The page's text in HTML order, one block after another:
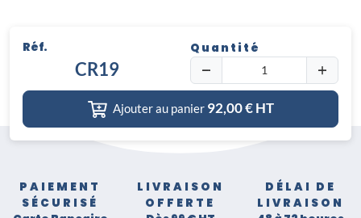
Réf.
CR19
Quantité
Ajouter au panier 92,00€ HT
PAIEMENT
SÉCURISÉ
LIVRAISON
OFFERTE
DÉLAI DE
LIVRAISON